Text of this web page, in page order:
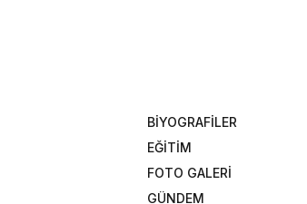
BİYOGRAFİLER
EĞİTİM
FOTO GALERİ
GÜNDEM